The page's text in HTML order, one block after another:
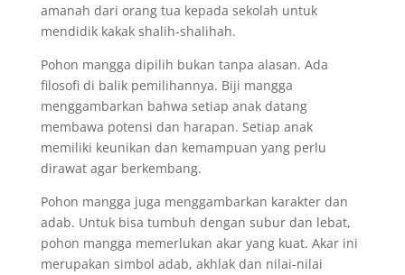
amanah dari orang tua kepada sekolah untuk
mendidik kakak shalih-shalihah.
Pohon mangga dipilih bukan tanpa alasan. Ada
filosofi di balik pemilihannya. Biji mangga
menggambarkan bahwa setiap anak datang
membawa potensi dan harapan. Setiap anak
memiliki keunikan dan kemampuan yang perlu
dirawat agar berkembang.
Pohon mangga juga menggambarkan karakter dan
adab. Untuk bisa tumbuh dengan subur dan lebat,
pohon mangga memerlukan akar yang kuat. Akar ini
merupakan simbol adab, akhlak dan nilai-nilai